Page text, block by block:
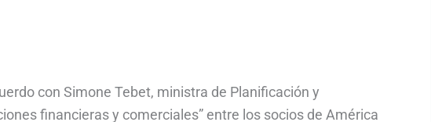
con Simone Tebet, ministra de Planificación y
financieras y comerciales” entre los socios de América